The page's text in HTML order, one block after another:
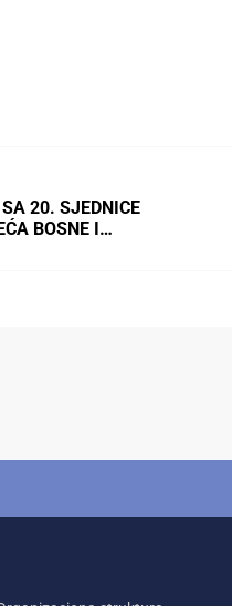
20. SJEDNICE
BOSNE I…